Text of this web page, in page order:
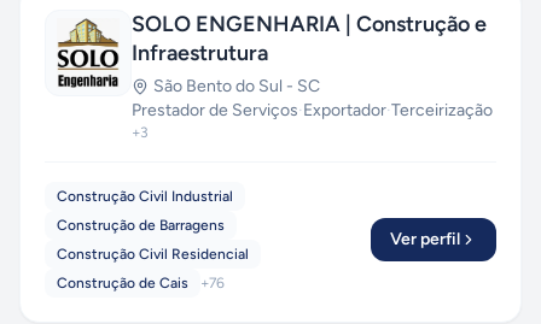
SOLO ENGENHARIA | Construção e
Infraestrutura
São Bento do Sul - SC
Prestador de Serviços·Exportador·Terceirização
+3
Construção Civil Industrial
Construção de Barragens
Construção Civil Residencial
Construção de Cais
+76
Ver perfil